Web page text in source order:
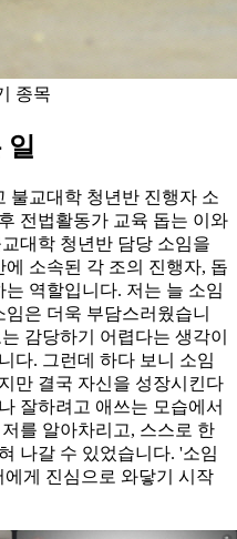
종목
불교대학 청년반 진행자 소
전법활동가 교육 돕는 이와
대학 청년반 담당 소임을
소속된 각 조의 진행자, 돕
역할입니다. 저는 늘 소임
은 더욱 부담스러웠습니
감당하기 어렵다는 생각이
다. 그런데 하다 보니 소임
만 결국 자신을 성장시킨다
잘하려고 애쓰는 모습에서
를 알아차리고, 스스로 한
나갈 수 있었습니다. '소임
게 진심으로 와닿기 시작